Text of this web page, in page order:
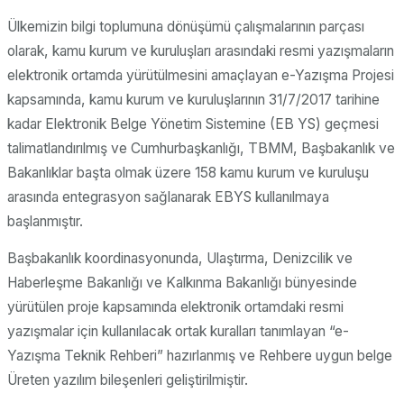
Ülkemizin bilgi toplumuna dönüşümü çalışmalarının parçası
olarak, kamu kurum ve kuruluşları arasındaki resmi yazışmaların
elektronik ortamda yürütülmesini amaçlayan e-Yazışma Projesi
kapsamında, kamu kurum ve kuruluşlarının 31/7/2017 tarihine
kadar Elektronik Belge Yönetim Sistemine (EB YS) geçmesi
talimatlandırılmış ve Cumhurbaşkanlığı, TBMM, Başbakanlık ve
Bakanlıklar başta olmak üzere 158 kamu kurum ve kuruluşu
arasında entegrasyon sağlanarak EBYS kullanılmaya
başlanmıştır.
Başbakanlık koordinasyonunda, Ulaştırma, Denizcilik ve
Haberleşme Bakanlığı ve Kalkınma Bakanlığı bünyesinde
yürütülen proje kapsamında elektronik ortamdaki resmi
yazışmalar için kullanılacak ortak kuralları tanımlayan “e-
Yazışma Teknik Rehberi” hazırlanmış ve Rehbere uygun belge
Üreten yazılım bileşenleri geliştirilmiştir.